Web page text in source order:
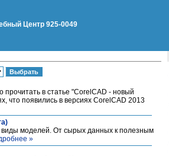
Центр 925-0049
в статье "CorelCAD - новый
что появились в версиях CorelCAD 2013
виды моделей. От сырых данных к полезным
»